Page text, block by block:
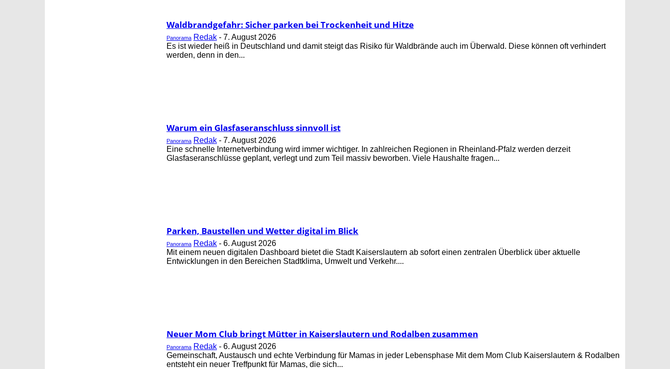
Waldbrandgefahr: Sicher parken bei Trockenheit und Hitze
Panorama Redak - 7. August 2026
Es ist wieder heiß in Deutschland und damit steigt das Risiko für Waldbrände auch im Überwald. Diese können oft verhindert
werden, denn in den...
Warum ein Glasfaseranschluss sinnvoll ist
Panorama Redak - 7. August 2026
Eine schnelle Internetverbindung wird immer wichtiger. In zahlreichen Regionen in Rheinland-Pfalz werden derzeit
Glasfaseranschlüsse geplant, verlegt und zum Teil massiv beworben. Viele Haushalte fragen...
Parken, Baustellen und Wetter digital im Blick
Panorama Redak - 6. August 2026
Mit einem neuen digitalen Dashboard bietet die Stadt Kaiserslautern ab sofort einen zentralen Überblick über aktuelle
Entwicklungen in den Bereichen Stadtklima, Umwelt und Verkehr....
Neuer Mom Club bringt Mütter in Kaiserslautern und Rodalben zusammen
Panorama Redak - 6. August 2026
Gemeinschaft, Austausch und echte Verbindung für Mamas in jeder Lebensphase Mit dem Mom Club Kaiserslautern & Rodalben
entsteht ein neuer Treffpunkt für Mamas, die sich...